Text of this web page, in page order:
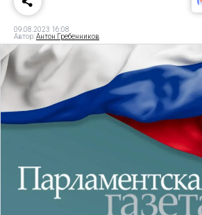
09.08.2023 16:08
Автор:Антон Гребенников